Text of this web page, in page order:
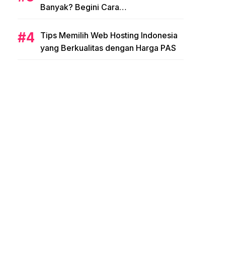
Banyak? Begini Cara
Tips Memilih Web Hosting Indonesia
yang Berkualitas dengan Harga PAS